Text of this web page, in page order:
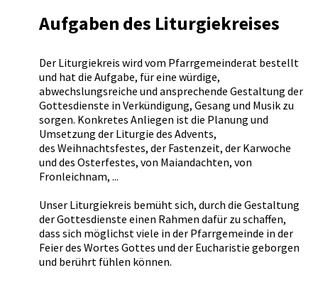
Aufgaben des Liturgiekreises
Der Liturgiekreis wird vom Pfarrgemeinderat bestellt
und hat die Aufgabe, für eine würdige,
abwechslungsreiche und ansprechende Gestaltung der
Gottesdienste in Verkündigung, Gesang und Musik zu
sorgen. Konkretes Anliegen ist die Planung und
Umsetzung der Liturgie des Advents,
des Weihnachtsfestes, der Fastenzeit, der Karwoche
und des Osterfestes, von Maiandachten, von
Fronleichnam, ...
Unser Liturgiekreis bemüht sich, durch die Gestaltung
der Gottesdienste einen Rahmen dafür zu schaffen,
dass sich möglichst viele in der Pfarrgemeinde in der
Feier des Wortes Gottes und der Eucharistie geborgen
und berührt fühlen können.